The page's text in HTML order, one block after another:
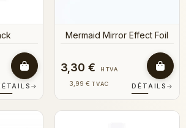
→
Mermaid Mirror Effect Foil
3,30 € HTVA
3,99 € TVAC DÉTAILS →